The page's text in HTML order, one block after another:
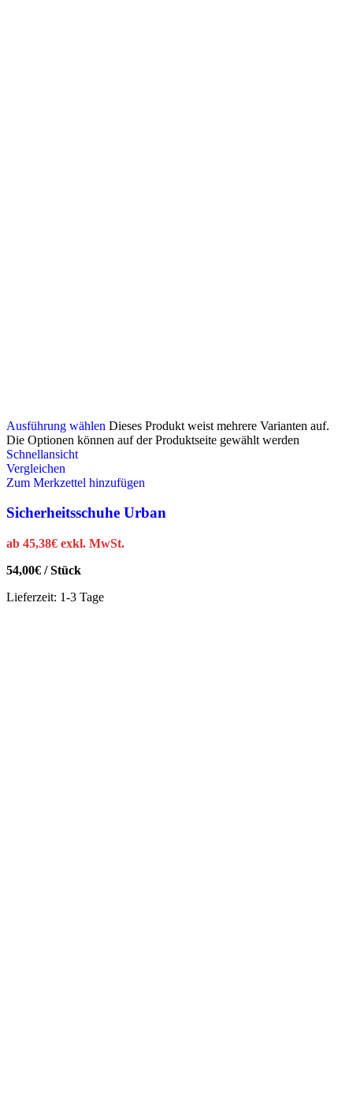
Ausführung wählen Dieses Produkt weist mehrere Varianten auf.
Die Optionen können auf der Produktseite gewählt werden
Schnellansicht
Vergleichen
Zum Merkzettel hinzufügen
Sicherheitsschuhe Urban
ab 45,38€ exkl. MwSt.
54,00€ /Stück
Lieferzeit: 1-3 Tage